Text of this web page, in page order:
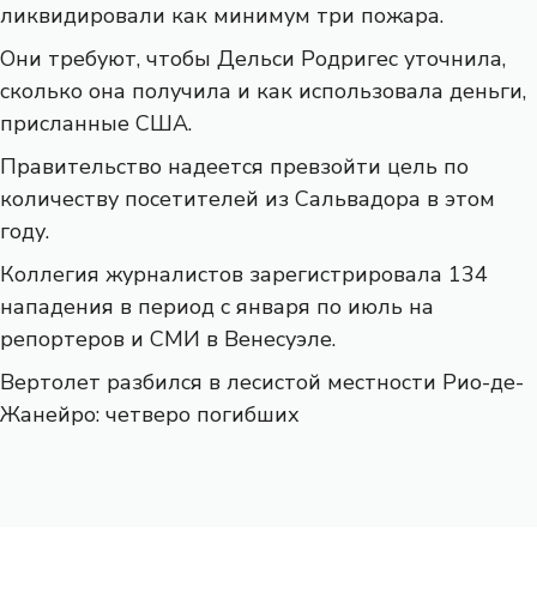
ликвидировали как минимум три пожара.
Они требуют, чтобы Дельси Родригес уточнила,
сколько она получила и как использовала деньги,
присланные США.
Правительство надеется превзойти цель по
количеству посетителей из Сальвадора в этом
году.
Коллегия журналистов зарегистрировала 134
нападения в период с января по июль на
репортеров и СМИ в Венесуэле.
Вертолет разбился в лесистой местности Рио-де-
Жанейро: четверо погибших